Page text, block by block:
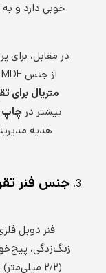
خوبی دارد و
در مقابل،
از جنس MDF یا پلکسی شفاف انتخاب می‌شوند. این نوع
متریال برای
بیشتر درچاپ
هدیه
جنس فنر
فنر دوبل
زنگ‌زدگی،
(۲٫۲